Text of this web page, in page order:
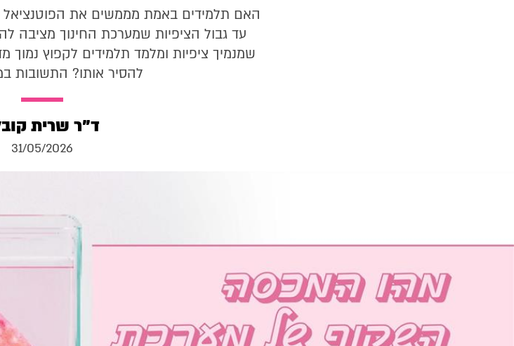
האם תלמידים באמת מממשים את הפוטנציאל
עד גבול הציפיות שמערכת החינוך מציבה
שמנמיך ציפיות ומלמד תלמידים לקפוץ נמוך
להסיר אותו? התשובות
ד"ר שרית
31/05/2026